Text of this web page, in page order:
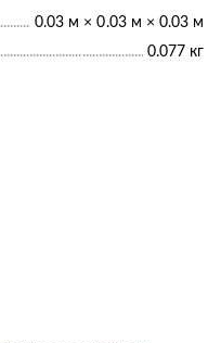
0.03 м × 0.03 м × 0.03 м
0.077 кг